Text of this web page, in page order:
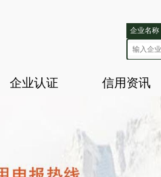
企业名称
企业认证 信用资讯